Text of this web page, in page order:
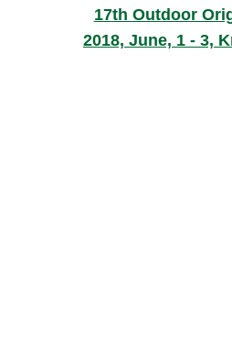
17th Outdoor
2018, June, 1 - 3,